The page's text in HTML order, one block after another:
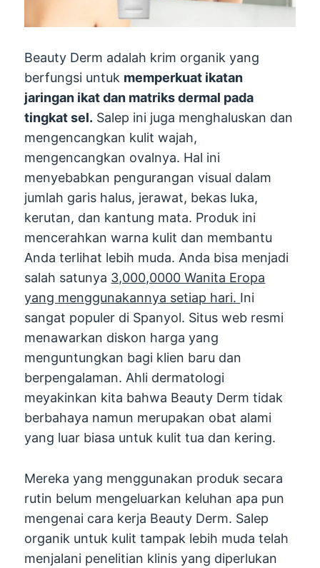
Beauty Derm adalah krim organik yang
berfungsi untuk memperkuat ikatan
jaringan ikat dan matriks dermal pada
tingkat sel. Salep ini juga menghaluskan dan
mengencangkan kulit wajah,
mengencangkan ovalnya. Hal ini
menyebabkan pengurangan visual dalam
jumlah garis halus, jerawat, bekas luka,
kerutan, dan kantung mata. Produk ini
mencerahkan warna kulit dan membantu
Anda terlihat lebih muda. Anda bisa menjadi
salah satunya 3,000,0000 Wanita Eropa
yang menggunakannya setiap hari. Ini
sangat populer di Spanyol. Situs web resmi
menawarkan diskon harga yang
menguntungkan bagi klien baru dan
berpengalaman. Ahli dermatologi
meyakinkan kita bahwa Beauty Derm tidak
berbahaya namun merupakan obat alami
yang luar biasa untuk kulit tua dan kering.
Mereka yang menggunakan produk secara
rutin belum mengeluarkan keluhan apa pun
mengenai cara kerja Beauty Derm. Salep
organik untuk kulit tampak lebih muda telah
menjalani penelitian klinis yang diperlukan